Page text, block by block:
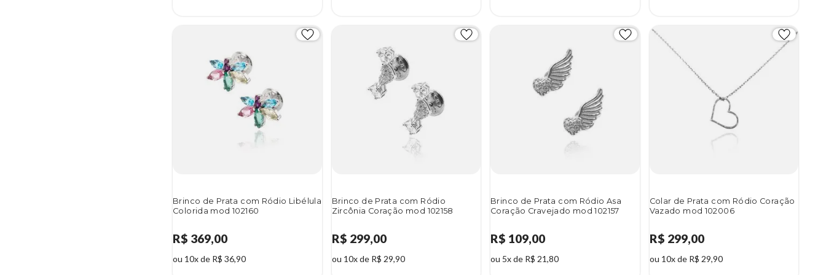
Brinco de Prata com Ródio Libélula
Colorida mod 102160
R$ 369,00
ou 10x de R$ 36,90
Brinco de Prata com Ródio
Zircônia Coração mod 102158
R$ 299,00
ou 10x de R$ 29,90
Brinco de Prata com Ródio Asa
Coração Cravejado mod 102157
R$ 109,00
ou 5x de R$ 21,80
Colar de Prata com Ródio Coração
Vazado mod 102006
R$ 299,00
ou 10x de R$ 29,90